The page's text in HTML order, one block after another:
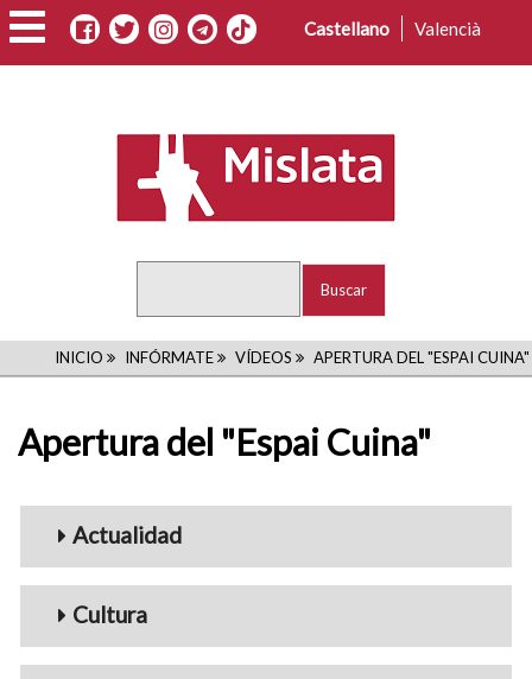
Pasar
al
contenido
Castellano Valencià
RUTA
NAVEGACIÓN
INICIO INFÓRMATE VÍDEOS APERTURA DEL "ESPAI CUINA"
Apertura del "Espai Cuina"
Menu_Videos
Actualidad
Cultura